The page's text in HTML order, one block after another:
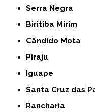
Serra Negra
Biritiba Mirim
Cândido Mota
Piraju
Iguape
Santa Cruz das
Rancharia